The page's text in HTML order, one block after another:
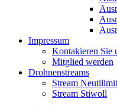
Impressum
Kontakieren Sie
Mitglied werden
Drohnenstreams
Stream
Stream Stiwoll